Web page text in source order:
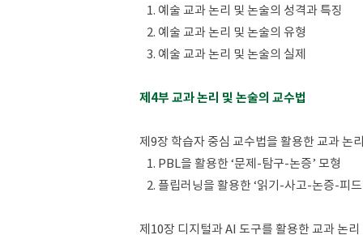
1. 예술 교과 논리 및 논술의 성격과 특징
2. 예술 교과 논리 및 논술의 유형
3. 예술 교과 논리 및 논술의 실제
제4부 교과 논리 및 논술의 교수법
제9장 학습자 중심 교수법을 활용한 교과 논
1. PBL을 활용한 ‘문제-탐구-논증’ 모형
2. 플립러닝을 활용한 ‘읽기-사고-논증-피
제10장 디지털과 AI 도구를 활용한 교과 논리